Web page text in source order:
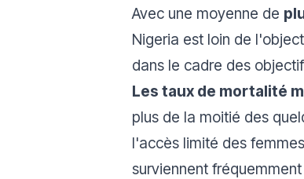
Avec une moyenne de
Nigeria est loin de
dans le cadre des
Les taux de mortalité
plus de la moitié des
l'accès limité des
surviennent